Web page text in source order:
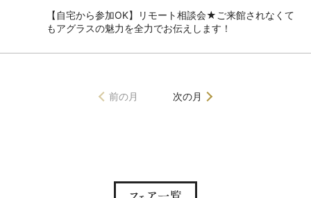
【自宅から参加OK】リモート相談会★ご来館されなくて
もアグラスの魅力を全力でお伝えします！
前の月 次の月